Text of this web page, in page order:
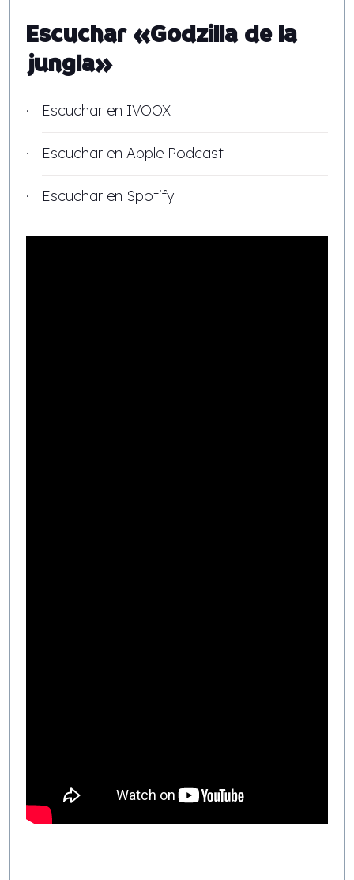
Escuchar «Godzilla de la
jungla»
Escuchar en IVOOX
Escuchar en Apple Podcast
Escuchar en Spotify